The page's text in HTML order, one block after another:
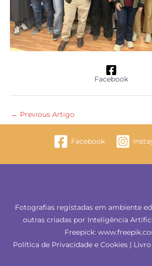
Facebook
← Previous Artigo
Facebook
Fotografias registadas em ambiente
outras criadas por Inteligência
Freepick:
Política de Privacidade e Cookies |